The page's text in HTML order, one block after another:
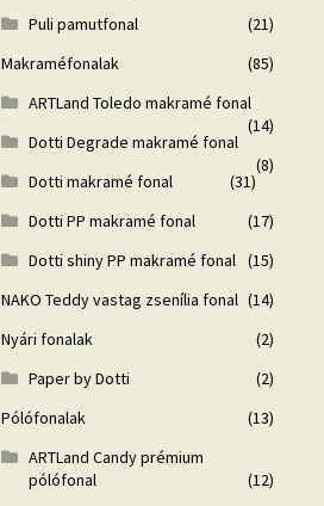
Puli pamutfonal
(21)
Makraméfonalak
(85)
ARTLand Toledo makramé fonal
(14)
Dotti Degrade makramé fonal
(8)
Dotti makramé fonal
(31)
Dotti PP makramé fonal
(17)
Dotti shiny PP makramé fonal (15)
NAKO Teddy vastag zsenília fonal (14)
Nyári fonalak
(2)
Paper by Dotti
(2)
Pólófonalak
(13)
ARTLand Candy prémium
pólófonal
(12)